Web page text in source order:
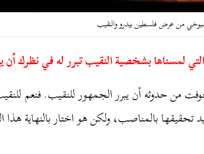
من عرض فلسطين بيدرو والنقيب
لمسناها بشخصية النقيب تبرر له في نظرك
من حدوثه أن يبرر الجمهور للنقيب. فنعم
تحقيقها بالمناصب، ولكن هو اختار بالنهاية